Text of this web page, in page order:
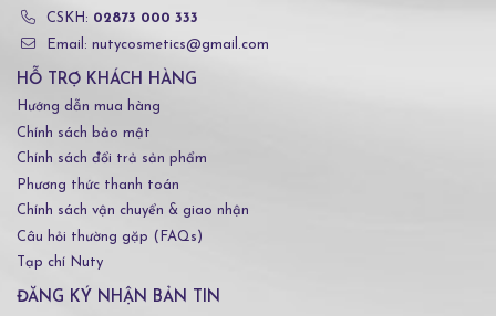
CSKH: 02873 000 333
Email: nutycosmetics@gmail.com
HỖ TRỢ KHÁCH HÀNG
Hướng dẫn mua hàng
Chính sách bảo mật
Chính sách đổi trả sản phẩm
Phương thức thanh toán
Chính sách vận chuyển & giao nhận
Câu hỏi thường gặp (FAQs)
Tạp chí Nuty
ĐĂNG KÝ NHẬN BẢN TIN